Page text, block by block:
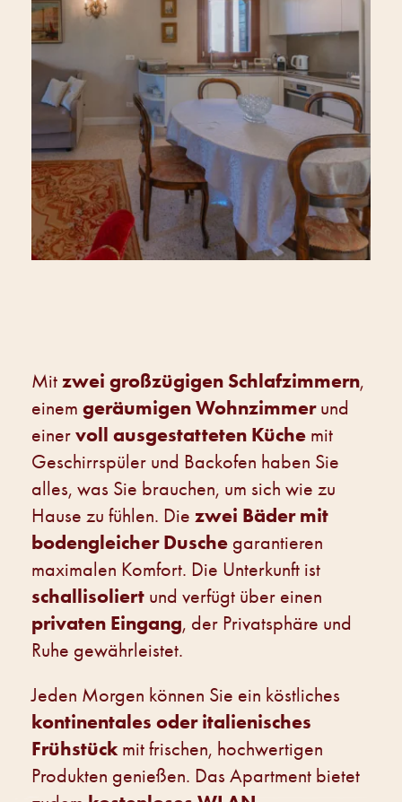
Mitzwei großzügigen Schlafzimmern,
einem geräumigen Wohnzimmerund
einervoll ausgestatteten Küche mit
Geschirrspüler und Backofen haben Sie
alles, was Sie brauchen, um sich wie zu
Hause zu fühlen. Die zwei Bäder mit
bodengleicher Dusche garantieren
maximalen Komfort. Die Unterkunft ist
schallisoliert und verfügt über einen
privaten Eingang, der Privatsphäre und
Ruhe gewährleistet.
Jeden Morgen können Sie ein köstliches
kontinentales oder italienisches
Frühstückmit frischen, hochwertigen
Produkten genießen. Das Apartment bietet